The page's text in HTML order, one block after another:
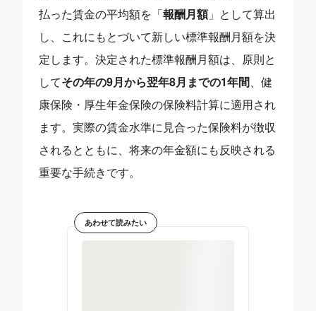
払った賃金の平均額を「報酬月額」として算出
し、これにもとづいて新しい標準報酬月額を決
定します。決定された標準報酬月額は、原則と
してその年の9月から翌年8月までの1年間 、健
康保険・厚生年金保険の保険料計算に適用され
ます。実際の賃金水準に見合った保険料が徴収
されるとともに、将来の年金額にも反映される
重要な手続きです。
あわせて読みたい